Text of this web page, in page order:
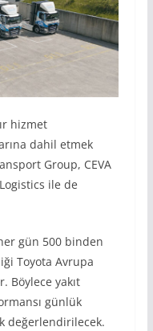
hizmet
dahil etmek
Group, CEVA
ile de
gün 500 binden
Toyota Avrupa
Böylece yakıt
günlük
değerlendirilecek.